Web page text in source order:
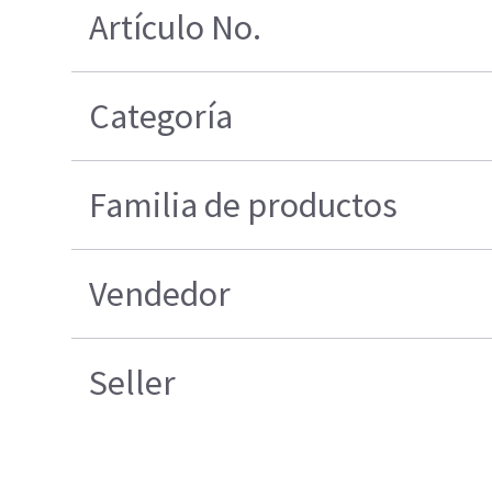
Artículo No.
Categoría
Familia de productos
Vendedor
Seller